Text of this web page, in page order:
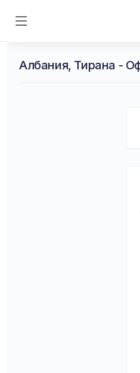
Албания, Тирана -